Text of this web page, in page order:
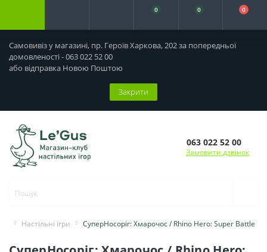
Самовивіз у магазині, пр. Героїв Харкова, 202 за попередньої
домовленості - 063 022 52 00
або відправка Новою Поштою
Закрити
0 0 0
063 022 52 00
Замовити дзвінок
Настільні ігри СуперНосоріг: Хмарочос / Rhino Hero: Super Battle